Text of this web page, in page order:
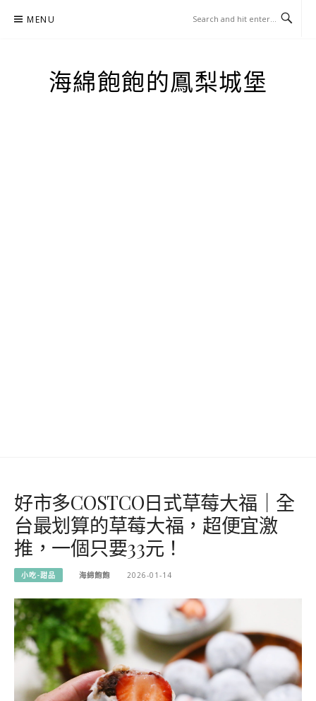
MENU
海綿飽飽的鳳梨城堡
好市多COSTCO日式草莓大福｜全
台最划算的草莓大福，超便宜激
推，一個只要33元！
小吃-甜品 海綿飽飽 2026-01-14